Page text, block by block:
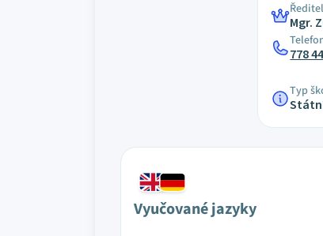
Mgr.
778
Typ
Vyučované jazyky